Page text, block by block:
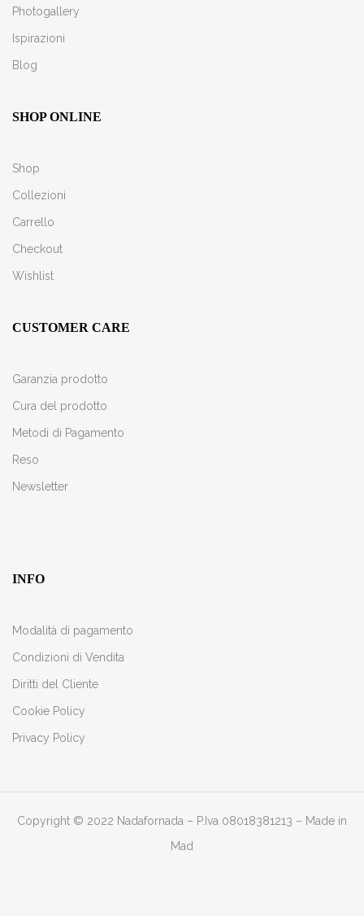
Photogallery
Ispirazioni
Blog
SHOP ONLINE
Shop
Collezioni
Carrello
Checkout
Wishlist
CUSTOMER CARE
Garanzia prodotto
Cura del prodotto
Metodi di Pagamento
Reso
Newsletter
INFO
Modalità di pagamento
Condizioni di Vendita
Diritti del Cliente
Cookie Policy
Privacy Policy
Copyright © 2022 Nadafornada – P.Iva 08018381213 – Made in
Mad